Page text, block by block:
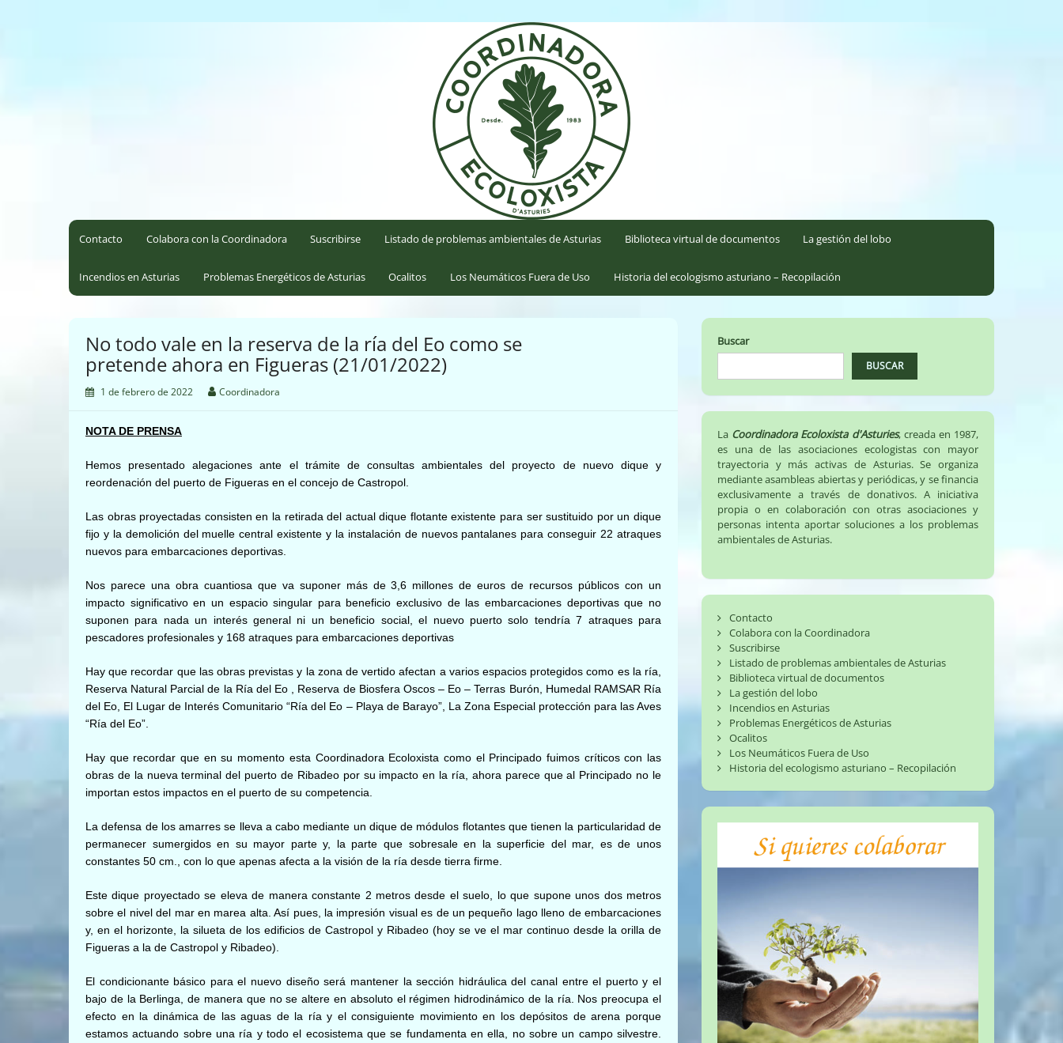
Contacto Colabora con la Coordinadora Suscribirse Listado de problemas ambientales de Asturias Biblioteca virtual de documentos La gestión del lobo
Incendios en Asturias Problemas Energéticos de Asturias Ocalitos Los Neumáticos Fuera de Uso Historia del ecologismo asturiano – Recopilación
No todo vale en la reserva de la ría del Eo como se
pretende ahora en Figueras (21/01/2022)
1 de febrero de 2022 Coordinadora
NOTA DE PRENSA
Hemos presentado alegaciones ante el trámite de consultas ambientales del proyecto de nuevo dique y
reordenación del puerto de Figueras en el concejo de Castropol.
Las obras proyectadas consisten en la retirada del actual dique flotante existente para ser sustituido por un dique
fijo y la demolición del muelle central existente y la instalación de nuevos pantalanes para conseguir 22 atraques
nuevos para embarcaciones deportivas.
Nos parece una obra cuantiosa que va suponer más de 3,6 millones de euros de recursos públicos con un
impacto significativo en un espacio singular para beneficio exclusivo de las embarcaciones deportivas que no
suponen para nada un interés general ni un beneficio social, el nuevo puerto solo tendría 7 atraques para
pescadores profesionales y 168 atraques para embarcaciones deportivas
Hay que recordar que las obras previstas y la zona de vertido afectan a varios espacios protegidoscomo es la ría,
Reserva Natural Parcial de la Ría del Eo ,
Reserva de Biosfera Oscos – Eo – Terras Burón, Humedal RAMSAR Ría
del Eo, El Lugar de Interés Comunitario “Ría del Eo – Playa de Barayo”, La Zona Especial protección para las Aves
“Ría del Eo”.
Hay que recordar que en su momento esta Coordinadora Ecoloxista como el Principado fuimos críticos con las
obras de la nueva terminal del puerto de Ribadeo por su impacto en la ría, ahora parece que al Principado no le
importan estos impactos en el puerto de su competencia.
La defensa de los amarres se lleva a cabo mediante un dique de módulos flotantes que tienen la particularidad de
permanecer sumergidos en su mayor parte y, la parte que sobresale en la superficie del mar, es de unos
constantes 50 cm., con lo que apenas afecta a la visión de la ría desde tierra firme.
Este dique proyectado se eleva de manera constante 2 metros desde el suelo, lo que supone unos dos metros
sobre el nivel del mar en marea alta. Así pues, la impresión visual es de un pequeño lago lleno de embarcaciones
y, en el horizonte, la silueta de los edificios de Castropol y Ribadeo (hoy se ve el mar continuo desde la orilla de
Figueras a la de Castropol y Ribadeo).
El condicionante básico para el nuevo diseño será mantener la sección hidráulica del canal entre el puerto y el
bajo de la Berlinga, de manera que no se altere en absoluto el régimen hidrodinámico de la ría. Nos preocupa el
efecto en la dinámica de las aguas de la ría y el consiguiente movimiento en los depósitos de arena porque
estamos actuando sobre una ría y todo el ecosistema que se fundamenta en ella, no sobre un campo silvestre.
Buscar
BUSCAR
La Coordinadora Ecoloxista d'Asturies, creada en 1987,
es una de las asociaciones ecologistas con mayor
trayectoria y más activas de Asturias. Se organiza
mediante asambleas abiertas y periódicas, y se financia
exclusivamente a través de donativos. A iniciativa
propia o en colaboración con otras asociaciones y
personas intenta aportar soluciones a los problemas
ambientales de Asturias.
Contacto
Colabora con la Coordinadora
Suscribirse
Listado de problemas ambientales de Asturias
Biblioteca virtual de documentos
La gestión del lobo
Incendios en Asturias
Problemas Energéticos de Asturias
Ocalitos
Los Neumáticos Fuera de Uso
Historia del ecologismo asturiano – Recopilación